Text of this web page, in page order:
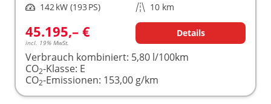
Leistung 142 kW (193 PS) Kilometerstand 10 km
45.195,– €
incl. 19% MwSt.
Details
Verbrauch kombiniert: 5,80 l/100km
CO2-Klasse: E
CO2-Emissionen: 153,00 g/km